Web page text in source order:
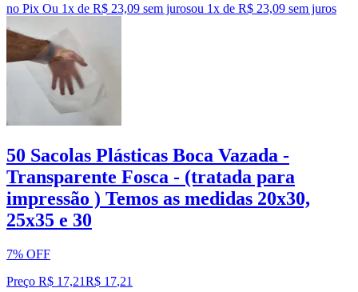
no Pix Ou 1x de R$ 23,09 sem jurosou 1x de R$ 23,09 sem juros
50 Sacolas Plásticas Boca Vazada -
Transparente Fosca - (tratada para
impressão ) Temos as medidas 20x30,
25x35 e 30
7% OFF
Preço R$ 17,21R$ 17,21